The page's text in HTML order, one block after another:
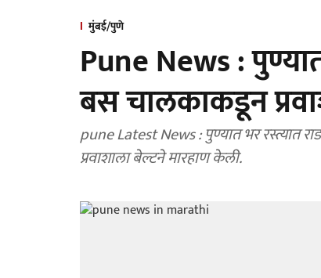
मुंबई/पुणे
Pune News :
बस चालकाकडून
pune Latest News : पुण्यात भर रस्त्यात
प्रवाशाला बेल्टने मारहाण केली.